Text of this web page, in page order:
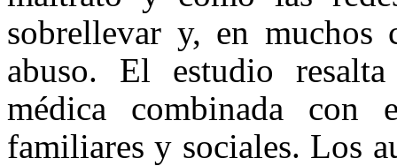
sobrellevar y, en muchos
abuso. El estudio
médica combinada con
familiares y sociales. Los